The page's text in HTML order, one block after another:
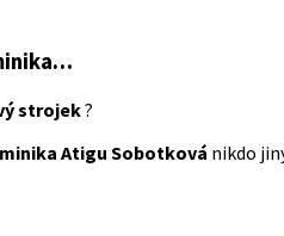
strojek?
Atigu Sobotková nikdo